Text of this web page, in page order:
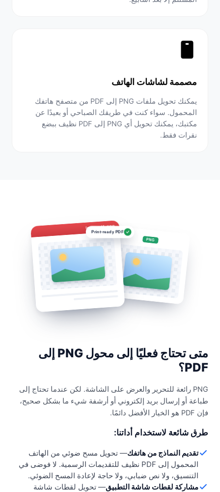
مصممة لشاشات الهاتف
يمكنك تحويل ملفات PNG إلى PDF من متصفح هاتفك
المحمول. سواء كنت في طريقك الصباحي أو بعيدًا عن
مكتبك، يمكنك تحويل أي PNG إلى PDF نظيف ببضع
نقرات فقط.
Print-ready PDF
PNG
Image.pdf
متى تحتاج فعليًا إلى محول PNG إلى
PDF؟
PNG رائعة للتحرير والعرض على الشاشة. لكن عندما تحتاج إلى
طباعة أو إرسال بريد إلكتروني أو أرشفة شيء ما بشكل صحيح،
فإن PDF هو الخيار الأفضل دائمًا.
طرق شائعة لاستخدام أداتنا:
تقديم النماذج من هاتفك— تحويل مسح ضوئي من الهاتف
المحمول إلى PDF نظيف للتقديمات الرسمية. لا فوضى في
التنسيق، ولا نص ضبابي، ولا حاجة لإعادة المسح الضوئي.
مشاركة لقطات شاشة التطبيق— تحويل لقطات شاشة